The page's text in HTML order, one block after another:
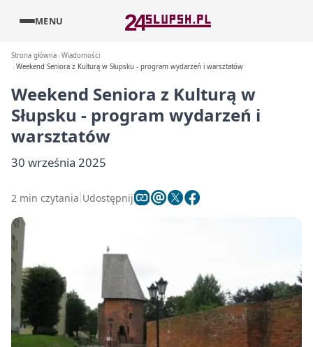
MENU
Strona główna Wiadomości
Weekend Seniora z Kulturą w Słupsku - program wydarzeń i warsztatów
Weekend Seniora z Kulturą w
Słupsku - program wydarzeń i
warsztatów
30 września 2025
2 min czytania Udostępnij